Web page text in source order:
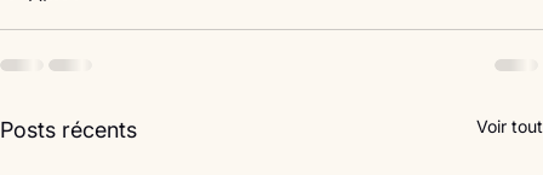
Posts récents Voir tout